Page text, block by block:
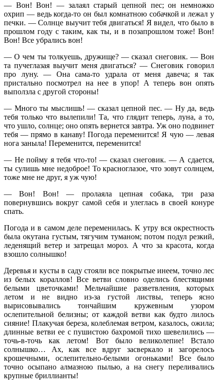
— Вон! Вон! — залаял старый цепной пес; он немножко
охрип — ведь когда-то он был комнатною собачкой и лежал у
печки. — Солнце выучит тебя двигаться! Я видел, что было в
прошлом году с таким, как ты, и в позапрошлом тоже! Вон!
Вон! Все убрались вон!
— О чем ты толкуешь, дружище? — сказал снеговик. — Вон
та пучеглазая выучит меня двигаться? — Снеговик говорил
про луну. — Она сама-то удрала от меня давеча; я так
пристально посмотрел на нее в упор! А теперь вон опять
выползла с другой стороны!
— Много ты мыслишь! — сказал цепной пес. — Ну да, ведь
тебя только что вылепили! Та, что глядит теперь, луна, а то,
что ушло, солнце; оно опять вернется завтра. Уж оно подвинет
тебя — прямо в канаву! Погода переменится! Я чую — левая
нога заныла! Переменится, переменится!
— Не пойму я тебя что-то! — сказал снеговик. — А сдается,
ты сулишь мне недоброе! То красноглазое, что зовут солнцем,
тоже мне не друг, я уж чую!
— Вон! Вон! — пролаяла цепная собака, три раза
повернувшись вокруг самой себя и улеглась в своей конуре
спать.
Погода и в самом деле переменилась. К утру вся окрестность
была окутана густым, тягучим туманом; потом подул резкий,
леденящий ветер и затрещал мороз. А что за красота, когда
взошло солнышко!
Деревья и кусты в саду стояли все покрытые инеем, точно лес
из белых кораллов! Все ветви словно оделись блестящими
белыми цветочками! Мельчайшие разветвления, которых
летом и не видно из-за густой листвы, теперь ясно
вырисовывались тончайшим кружевным узором
ослепительной белизны; от каждой ветви как будто лилось
сияние! Плакучая береза, колеблемая ветром, казалось, ожила;
длинные ветви ее с пушистою бахромой тихо шевелились —
точь-в-точь как летом! Вот было великолепие! Встало
солнышко… Ах, как все вдруг засверкало и загорелось
крошечными, ослепительно-белыми огоньками! Все было
точно осыпано алмазною пылью, а на снегу переливались
крупные бриллианты!